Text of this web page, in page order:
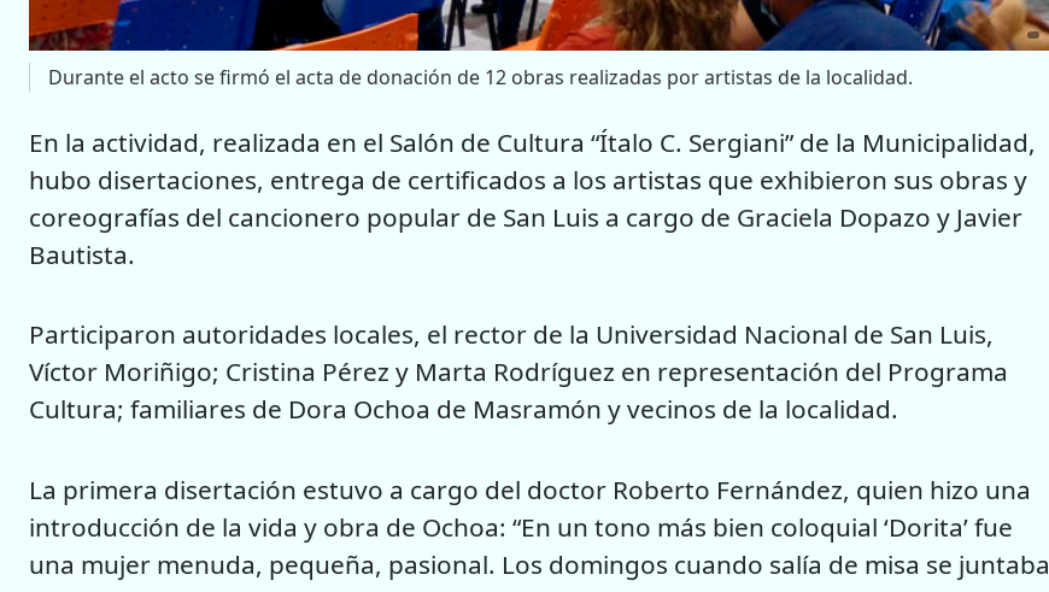
Durante el acto se firmó el acta de donación de 12 obras realizadas por artistas de la localidad.
En la actividad, realizada en el Salón de Cultura “Ítalo C. Sergiani” de la Municipalidad,
hubo disertaciones, entrega de certificados a los artistas que exhibieron sus obras y
coreografías del cancionero popular de San Luis a cargo de Graciela Dopazo y Javier
Bautista.
Participaron autoridades locales, el rector de la Universidad Nacional de San Luis,
Víctor Moriñigo; Cristina Pérez y Marta Rodríguez en representación del Programa
Cultura; familiares de Dora Ochoa de Masramón y vecinos de la localidad.
La primera disertación estuvo a cargo del doctor Roberto Fernández, quien hizo una
introducción de la vida y obra de Ochoa: “En un tono más bien coloquial ‘Dorita’ fue
una mujer menuda, pequeña, pasional. Los domingos cuando salía de misa se juntaba